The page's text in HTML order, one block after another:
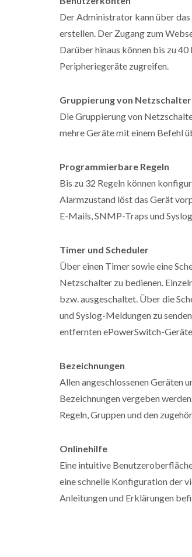
Der Administrator kann über
erstellen. Der Zugang zum
Darüber hinaus können bis zu
Peripheriegeräte zugreifen.
Gruppierung von
Die Gruppierung von
mehre Geräte mit einem Befehl
Programmierbare Regeln
Bis zu 32 Regeln können
Alarmzustand löst das Gerät
E-Mails, SNMP-Traps und
Timer und Scheduler
Über einen Timer sowie eine
Netzschalter zu bedienen.
bzw. ausgeschaltet. Über die
und Syslog-Meldungen zu
entfernten ePowerSwitch-
Bezeichnungen
Allen angeschlossenen Geräten
Bezeichnungen vergeben
Regeln, Gruppen und den
Onlinehilfe
Eine intuitive
eine schnelle Konfiguration der
Anleitungen und Erklärungen